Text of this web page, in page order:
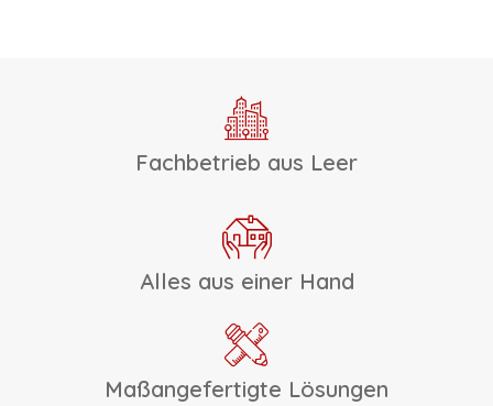
Fachbetrieb aus Leer
Alles aus einer Hand
Maßangefertigte Lösungen